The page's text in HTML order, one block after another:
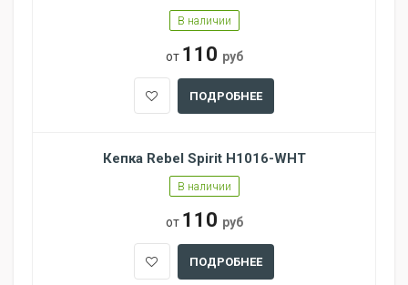
В наличии
от 110 руб
ПОДРОБНЕЕ
Кепка Rebel Spirit H1016-WHT
В наличии
от 110 руб
ПОДРОБНЕЕ